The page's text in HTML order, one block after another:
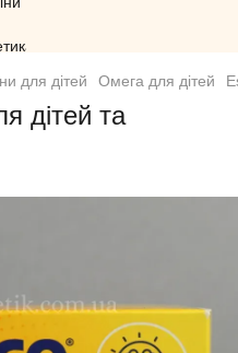
для дітей Омега для дітей
дітей та